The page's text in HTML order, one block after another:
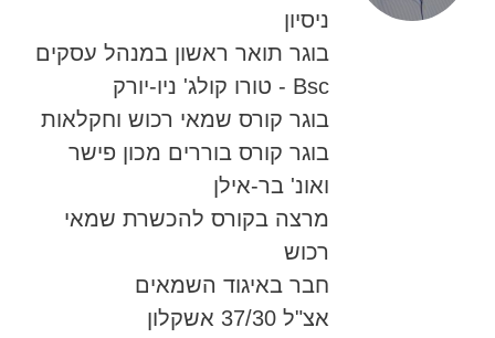
ניסיון
בוגר תואר ראשון במנהל עסקים
Bsc - טורו קולג' ניו-יורק
בוגר קורס שמאי רכוש וחקלאות
בוגר קורס בוררים מכון פישר
ואונ' בר-אילן
מרצה בקורס להכשרת שמאי
רכוש
חבר באיגוד השמאים
אצ"ל 37/30 אשקלון